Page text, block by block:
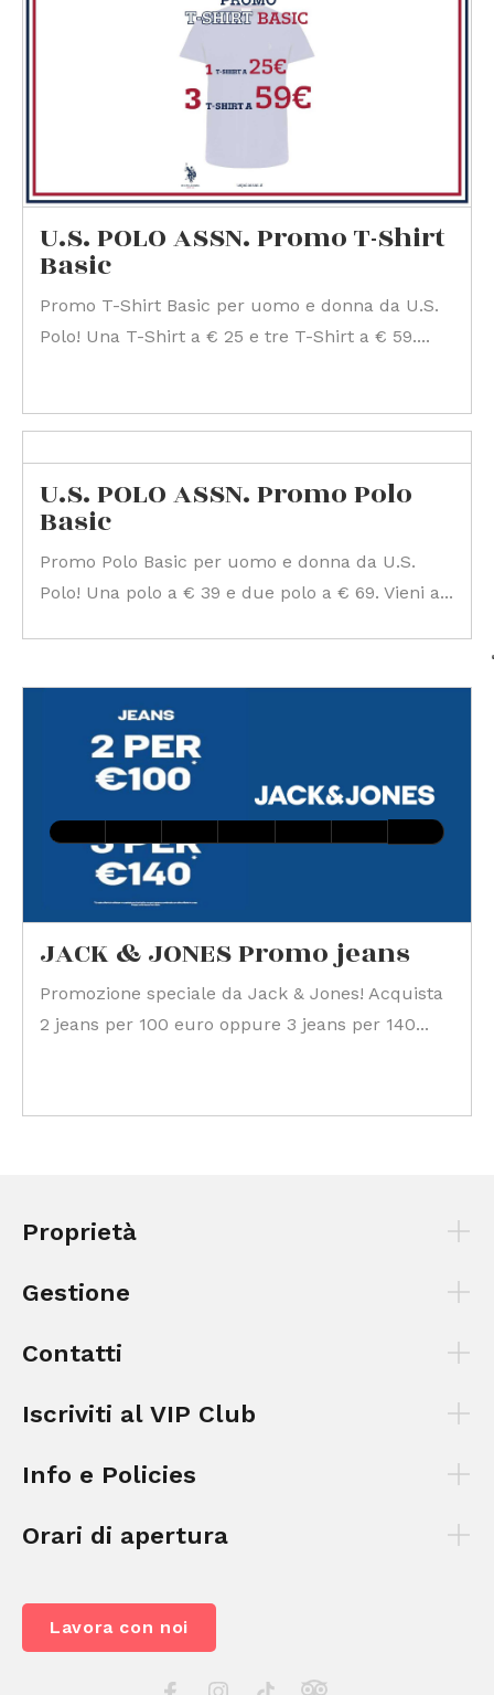
U.S. POLO ASSN. Promo T-Shirt
Basic
Promo T-Shirt Basic per uomo e donna da U.S.
Polo! Una T-Shirt a € 25 e tre T-Shirt a € 59....
U.S. POLO ASSN. Promo Polo
Basic
Promo Polo Basic per uomo e donna da U.S.
Polo! Una polo a € 39 e due polo a € 69. Vieni a...
JACK & JONES Promo jeans
Promozione speciale da Jack & Jones! Acquista
2 jeans per 100 euro oppure 3 jeans per 140...
Proprietà
Gestione
Contatti
Iscriviti al VIP Club
Info e Policies
Orari di apertura
Lavora con noi